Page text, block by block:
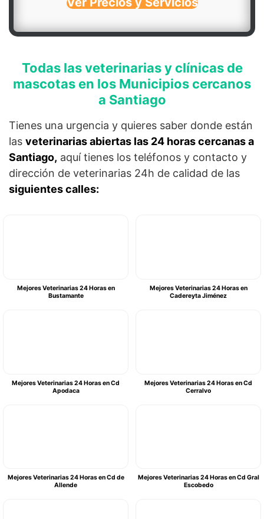
Todas las veterinarias y clínicas de
mascotas en los Municipios cercanos
a Santiago
Tienes una urgencia y quieres saber donde están
las veterinarias abiertas las 24 horas cercanas a
Santiago, aquí tienes los teléfonos y contacto y
dirección de veterinarias 24h de calidad de las
siguientes calles:
Mejores Veterinarias 24 Horas en
Bustamante
Mejores Veterinarias 24 Horas en
Cadereyta Jiménez
Mejores Veterinarias 24 Horas en Cd
Apodaca
Mejores Veterinarias 24 Horas en Cd
Cerralvo
Mejores Veterinarias 24 Horas en Cd de
Allende
Mejores Veterinarias 24 Horas en Cd Gral
Escobedo